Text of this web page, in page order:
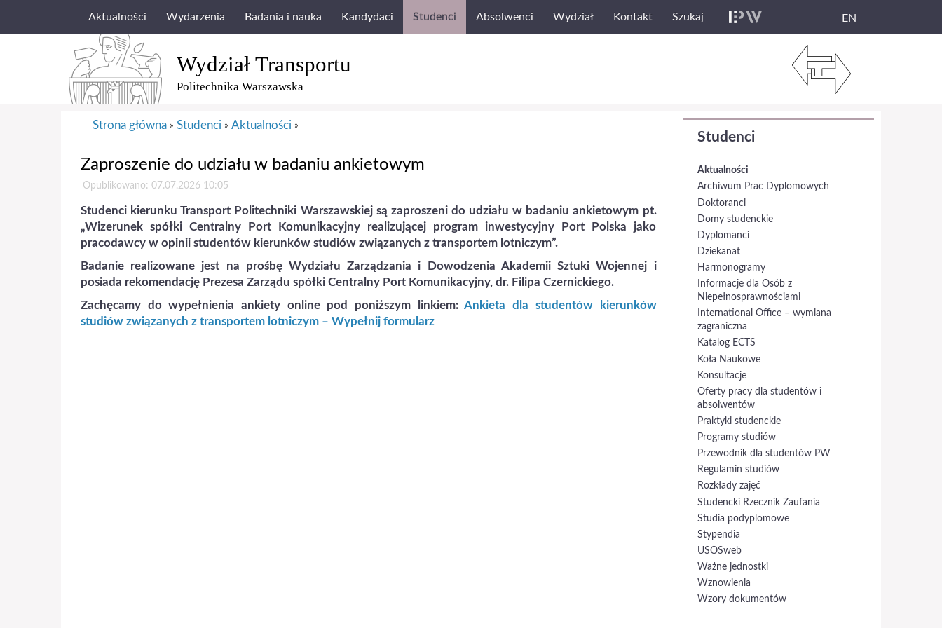
Aktualności Wydarzenia Badania i nauka Kandydaci Studenci Absolwenci Wydział Kontakt Szukaj EN
Wydział Transportu
Politechnika Warszawska
Studenci
Aktualności
Archiwum Prac Dyplomowych
Doktoranci
Domy studenckie
Dyplomanci
Dziekanat
Harmonogramy
Informacje dla Osób z
Niepełnosprawnościami
International Office – wymiana
zagraniczna
Katalog ECTS
Koła Naukowe
Konsultacje
Oferty pracy dla studentów i
absolwentów
Praktyki studenckie
Programy studiów
Przewodnik dla studentów PW
Regulamin studiów
Rozkłady zajęć
Studencki Rzecznik Zaufania
Studia podyplomowe
Stypendia
USOSweb
Ważne jednostki
Wznowienia
Wzory dokumentów
Strona główna » Studenci » Aktualności »
Zaproszenie do udziału w badaniu ankietowym
Opublikowano: 07.07.2026 10:05
Studenci kierunkuTransport Politechniki Warszawskiejsą zaproszeni do udziału w badaniu ankietowym pt.
„Wizerunek spółki Centralny Port Komunikacyjny realizującej program inwestycyjny Port Polska jako
pracodawcy w opinii studentów kierunków studiów związanych z transportem lotniczym”.
Badanie realizowane jest na prośbęWydziału Zarządzania i Dowodzenia Akademii Sztuki Wojennej i
posiada rekomendację Prezesa Zarządu spółki Centralny Port Komunikacyjny, dr. Filipa Czernickiego.
Zachęcamy do wypełnienia ankiety online pod poniższym linkiem:Ankieta dla studentów kierunków
studiów związanych z transportem lotniczym – Wypełnij formularz